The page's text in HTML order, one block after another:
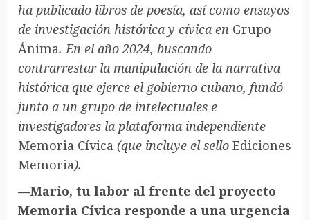
ha publicado libros de poesía, así como ensayos
de investigación histórica y cívica en Grupo
Ánima. En el año 2024, buscando
contrarrestar la manipulación de la narrativa
histórica que ejerce el gobierno cubano, fundó
junto a un grupo de intelectuales e
investigadores la plataforma independiente
Memoria Cívica (que incluye el sello Ediciones
Memoria).
—Mario, tu labor al frente del proyecto
Memoria Cívica responde a una urgencia